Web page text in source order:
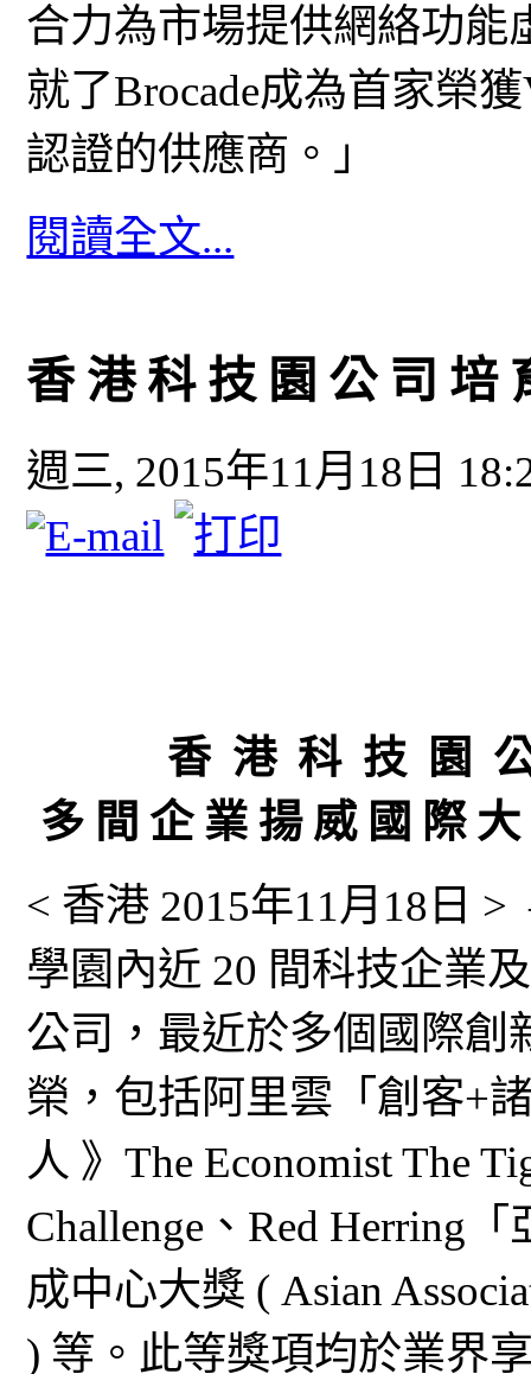
合力為市場提供網絡功能
就了Brocade成為首家榮
認證的供應商。」
閱讀全文...
香 港 科 技 園 公 司 培
週三, 2015年11月18日
香 港 科 技 園
多 間 企 業 揚 威 國 際
< 香港 2015年11月18日
學園內近 20 間科技企業
公司，最近於多個國際創
榮，包括阿里雲「創客+
人 》The Economist The
Challenge、Red Herring
成中心大獎 ( Asian
) 等。此等獎項均於業界